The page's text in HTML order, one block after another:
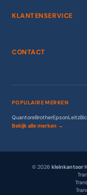
KLANTENSERVICE
CONTACT
POPULAIRE MERKEN
QuantoreBrotherEpsonLeitzBic
Bekijk alle merken →
© 2026 kleinkantoor|